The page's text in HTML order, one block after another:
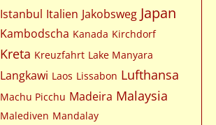
Istanbul Italien Jakobsweg Japan
Kambodscha Kanada Kirchdorf
Kreta Kreuzfahrt Lake Manyara
Langkawi Laos Lissabon Lufthansa
Machu Picchu Madeira Malaysia
Malediven Mandalay